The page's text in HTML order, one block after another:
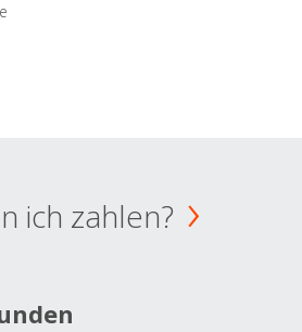
ich zahlen?